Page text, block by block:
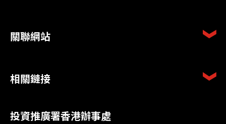
關聯網站
相關鏈接
投資推廣署香港辦事處